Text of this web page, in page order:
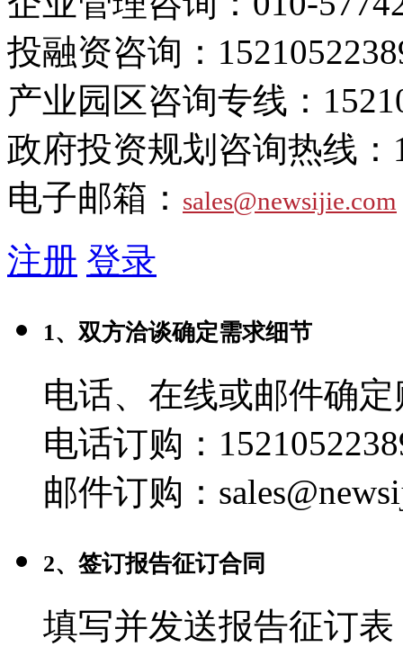
投融资咨询：
产业园区咨询专线：
政府投资规划咨询热线：
电子邮箱： sales@newsijie.com
注册 登录
1、双方洽谈确定需求细节
电话、在线或邮件确
电话订购：
邮件订购：
2、签订报告征订合同
填写并发送报告征订表